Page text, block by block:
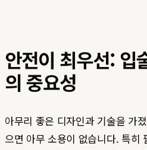
안전이 최우선: 입
의 중요성
아무리 좋은 디자인과 기술을 가
으면 아무 소용이 없습니다. 특히